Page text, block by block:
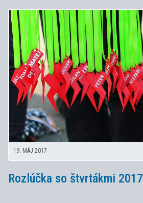
19. MÁJ 2017
Rozlúčka so štvrtákmi 2017